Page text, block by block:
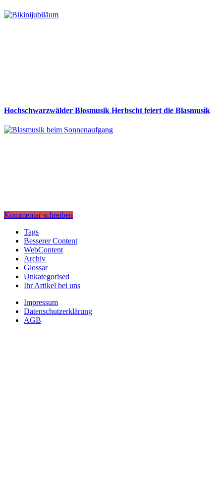
Hochschwarzwälder Blosmusik Herbscht feiert die Blasmusik
Kommentar schreiben
Tags
Besserer Content
WebContent
Archiv
Glossar
Unkategorised
Ihr Artikel bei uns
Impressum
Datenschutzerklärung
AGB